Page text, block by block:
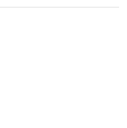
– Петка, поради што